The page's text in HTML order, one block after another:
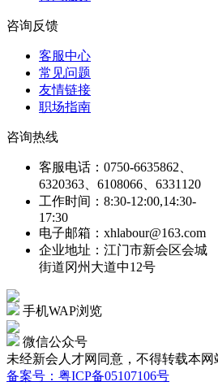
咨询反馈
客服中心
常见问题
友情链接
职场指南
咨询热线
客服电话：0750-6635862、
6320363、6108066、6331120
工作时间：8:30-12:00,14:30-
17:30
电子邮箱：xhlabour@163.com
企业地址：江门市新会区会城
街道冈州大道中12号
手机WAP浏览
微信公众号
未经新会人才网同意，不得转载本网
备案号：粤ICP备05107106号